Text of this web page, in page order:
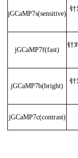
jGCaMP7s(sensitive)
针
jGCaMP7f(fast)
针
jGCaMP7b(bright)
针
jGCaMP7c(contrast)